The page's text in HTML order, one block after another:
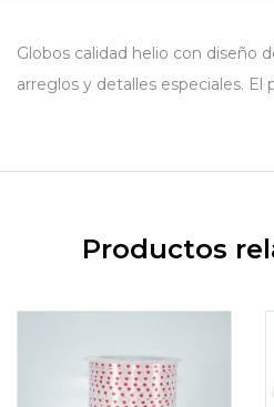
Globos calidad helio con diseño
arreglos y detalles especiales. El
Productos